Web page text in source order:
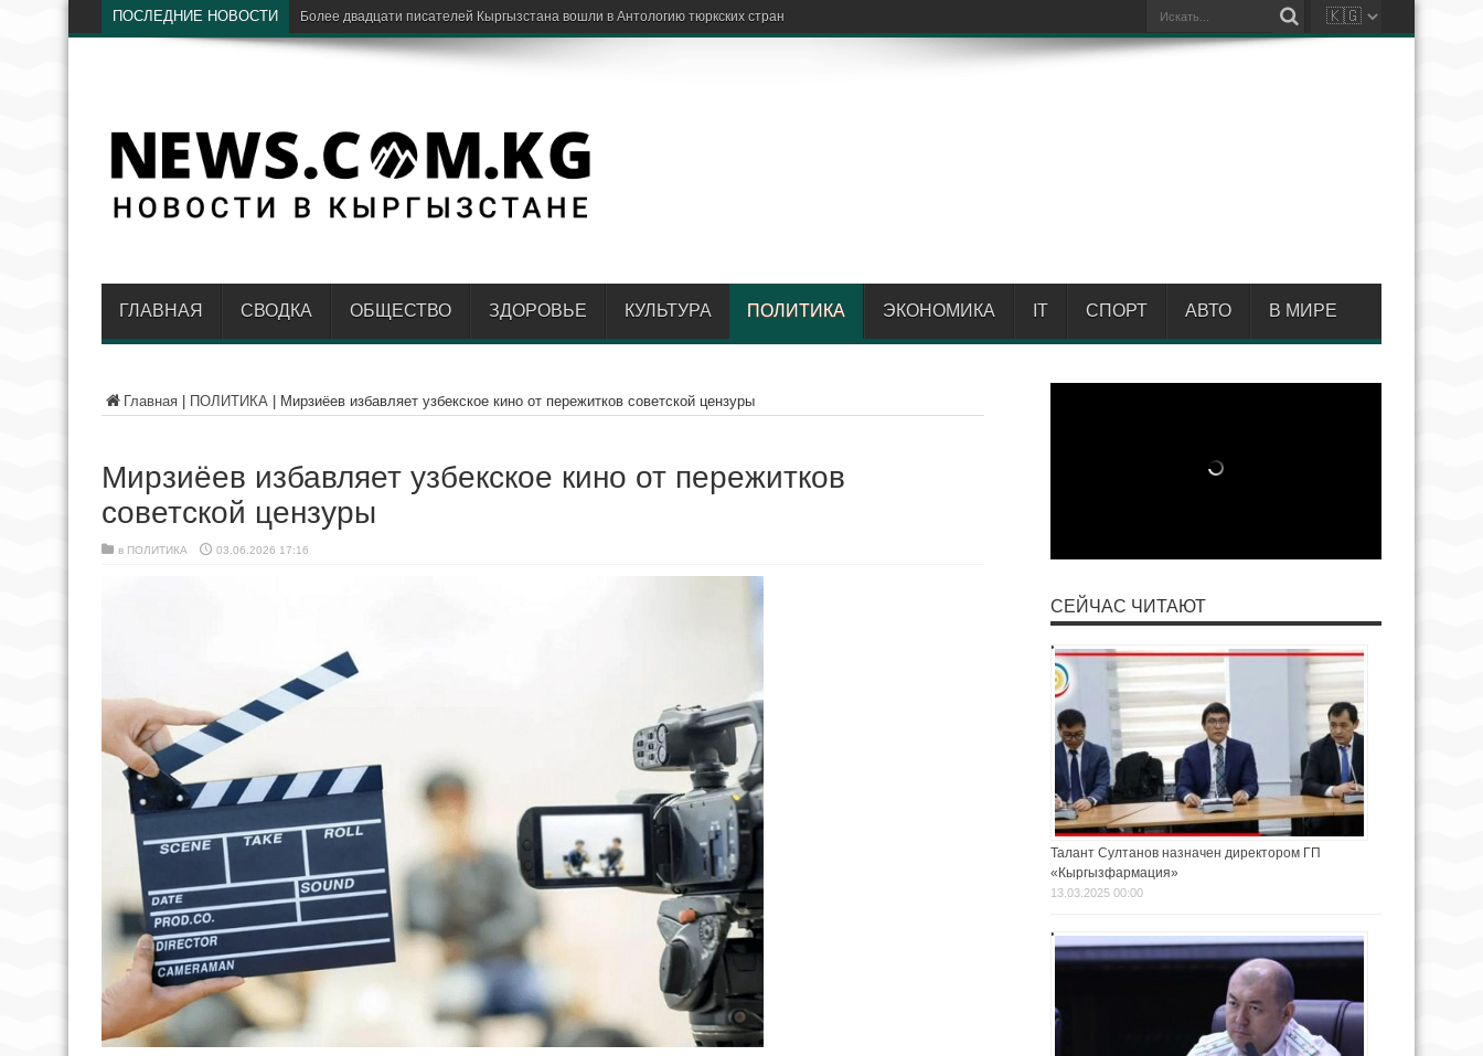
ПОСЛЕДНИЕ НОВОСТИ «Д
ГЛАВНАЯ СВОДКА ОБЩЕСТВО ЗДОРОВЬЕ КУЛЬТУРА ПОЛИТИКА ЭКОНОМИКА IT СПОРТ АВТО В МИРЕ
Главная ПОЛИТИКА Мирзиёев избавляет узбекское кино от пережитков советской цензуры
Мирзиёев избавляет узбекское кино от пережитков
советской цензуры
в ПОЛИТИКА 03.06.2026 17:16
СЕЙЧАС ЧИТАЮТ
Талант Султанов назначен директором ГП
«Кыргызфармация»
13.03.2025 00:00